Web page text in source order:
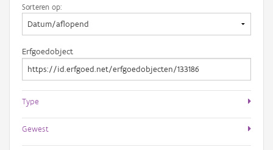
Sorteren op:
Erfgoedobject
Type
Gewest